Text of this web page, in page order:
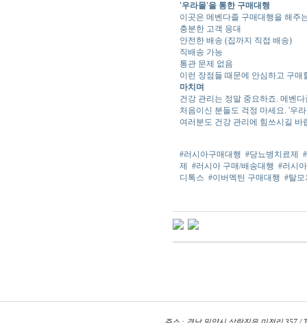
'우라몰'을 통한 구매대행
이곳은 메벤다졸 구매대행을 해주
충분한 고객 응대
안전한 배송 (집까지 직접 배송)
직배송 가능
통관 문제 없음
이런 장점들 때문에 안심하고 구매
마치며
건강 관리는 정말 중요하죠. 메벤
처음이신 분들도 걱정 마세요. '우
여러분도 건강 관리에 힘쓰시길
#러시아구매대행 #당뇨병치료제
제
#러시아 구매/배송대행 #러시
디톡스 #이버멕틴 구매대행 #탈모